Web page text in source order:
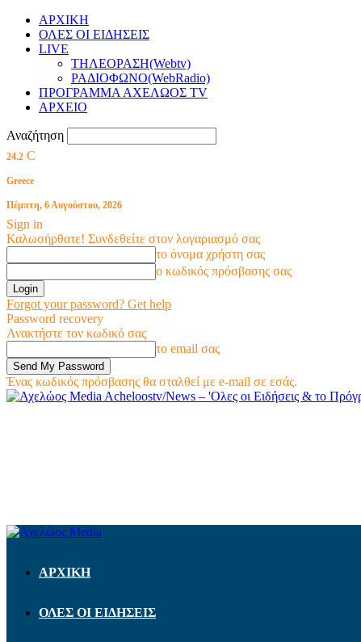
ΑΡΧΙΚΗ
ΟΛΕΣ ΟΙ ΕΙΔΗΣΕΙΣ
LIVE
ΤΗΛΕΟΡΑΣΗ(Webtv)
ΡΑΔΙΟΦΩΝΟ(WebRadio)
ΠΡΟΓΡΑΜΜΑ ΑΧΕΛΩΟΣ TV
ΑΡΧΕΙΟ
Αναζήτηση
24.2 C
Greece
Πέμπτη, 6 Αυγούστου, 2026
Sign in
Καλωσήρθατε! Συνδεθείτε στον λογαριασμό σας
το όνομα χρήστη σας
ο κωδικός πρόσβασης σας
Forgot your password? Get help
Password recovery
Ανακτήστε τον κωδικό σας
το email σας
Ένας κωδικός πρόσβασης θα σταλθεί με e-mail σε εσάς.
Acheloostv/News – 'Ολες οι Ειδήσεις & το
ΑΡΧΙΚΗ
ΟΛΕΣ ΟΙ ΕΙΔΗΣΕΙΣ